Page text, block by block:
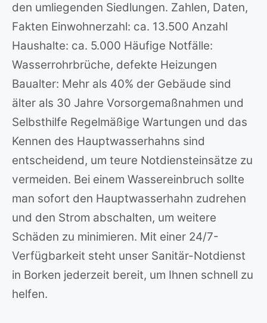
den umliegenden Siedlungen. Zahlen, Daten,
Fakten Einwohnerzahl: ca. 13.500 Anzahl
Haushalte: ca. 5.000 Häufige Notfälle:
Wasserrohrbrüche, defekte Heizungen
Baualter: Mehr als 40% der Gebäude sind
älter als 30 Jahre Vorsorgemaßnahmen und
Selbsthilfe Regelmäßige Wartungen und das
Kennen des Hauptwasserhahns sind
entscheidend, um teure Notdiensteinsätze zu
vermeiden. Bei einem Wassereinbruch sollte
man sofort den Hauptwasserhahn zudrehen
und den Strom abschalten, um weitere
Schäden zu minimieren. Mit einer 24/7-
Verfügbarkeit steht unser Sanitär-Notdienst
in Borken jederzeit bereit, um Ihnen schnell zu
helfen.